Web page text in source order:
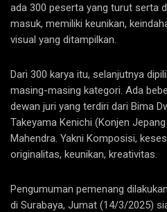
ada 300 peserta yang turut serta
masuk, memiliki keunikan,
visual yang ditampilkan.
Dari 300 karya itu, selanjutnya
masing-masing kategori. Ada
dewan juri yang terdiri dari Bima
Takeyama Kenichi (Konjen
Mahendra. Yakni Komposisi,
originalitas, keunikan, kreativitas.
Pengumuman pemenang
di Surabaya, Jumat (14/3/2025)